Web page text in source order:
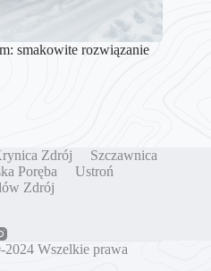
smakowite rozwiązanie
Zdrój
Szczawnica
Poręba
Ustroń
Zdrój
2024 Wszelkie prawa